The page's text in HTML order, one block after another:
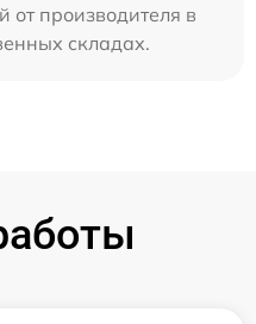
от производителя в
складах.